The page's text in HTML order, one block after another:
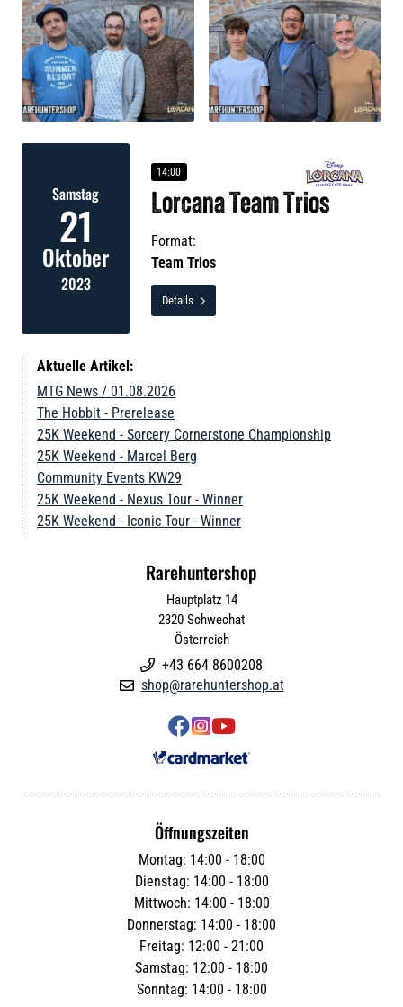
Samstag
21
Oktober
2023
14:00
Lorcana Team Trios
Format:
Team Trios
Details 
Aktuelle Artikel:
MTG News / 01.08.2026
The Hobbit - Prerelease
25K Weekend - Sorcery Cornerstone Championship
25K Weekend - Marcel Berg
Community Events KW29
25K Weekend - Nexus Tour - Winner
25K Weekend - Iconic Tour - Winner
Rarehuntershop
Hauptplatz 14
2320 Schwechat
Österreich
 +43 664 8600208
 shop@rarehuntershop.at

Öffnungszeiten
Montag: 14:00 - 18:00
Dienstag: 14:00 - 18:00
Mittwoch: 14:00 - 18:00
Donnerstag: 14:00 - 18:00
Freitag: 12:00 - 21:00
Samstag: 12:00 - 18:00
Sonntag: 14:00 - 18:00